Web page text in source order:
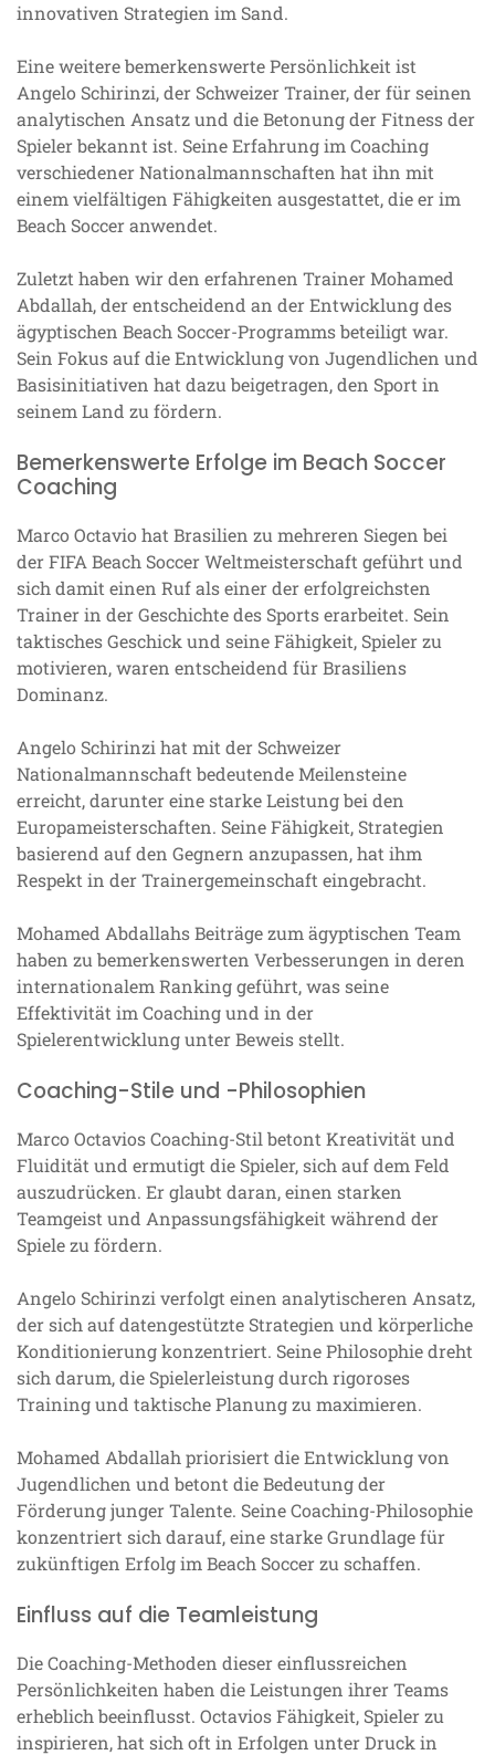
innovativen Strategien im Sand.
Eine weitere bemerkenswerte Persönlichkeit ist
Angelo Schirinzi, der Schweizer Trainer, der für seinen
analytischen Ansatz und die Betonung der Fitness der
Spieler bekannt ist. Seine Erfahrung im Coaching
verschiedener Nationalmannschaften hat ihn mit
einem vielfältigen Fähigkeiten ausgestattet, die er im
Beach Soccer anwendet.
Zuletzt haben wir den erfahrenen Trainer Mohamed
Abdallah, der entscheidend an der Entwicklung des
ägyptischen Beach Soccer-Programms beteiligt war.
Sein Fokus auf die Entwicklung von Jugendlichen und
Basisinitiativen hat dazu beigetragen, den Sport in
seinem Land zu fördern.
Bemerkenswerte Erfolge im Beach Soccer
Coaching
Marco Octavio hat Brasilien zu mehreren Siegen bei
der FIFA Beach Soccer Weltmeisterschaft geführt und
sich damit einen Ruf als einer der erfolgreichsten
Trainer in der Geschichte des Sports erarbeitet. Sein
taktisches Geschick und seine Fähigkeit, Spieler zu
motivieren, waren entscheidend für Brasiliens
Dominanz.
Angelo Schirinzi hat mit der Schweizer
Nationalmannschaft bedeutende Meilensteine
erreicht, darunter eine starke Leistung bei den
Europameisterschaften. Seine Fähigkeit, Strategien
basierend auf den Gegnern anzupassen, hat ihm
Respekt in der Trainergemeinschaft eingebracht.
Mohamed Abdallahs Beiträge zum ägyptischen Team
haben zu bemerkenswerten Verbesserungen in deren
internationalem Ranking geführt, was seine
Effektivität im Coaching und in der
Spielerentwicklung unter Beweis stellt.
Coaching-Stile und -Philosophien
Marco Octavios Coaching-Stil betont Kreativität und
Fluidität und ermutigt die Spieler, sich auf dem Feld
auszudrücken. Er glaubt daran, einen starken
Teamgeist und Anpassungsfähigkeit während der
Spiele zu fördern.
Angelo Schirinzi verfolgt einen analytischeren Ansatz,
der sich auf datengestützte Strategien und körperliche
Konditionierung konzentriert. Seine Philosophie dreht
sich darum, die Spielerleistung durch rigoroses
Training und taktische Planung zu maximieren.
Mohamed Abdallah priorisiert die Entwicklung von
Jugendlichen und betont die Bedeutung der
Förderung junger Talente. Seine Coaching-Philosophie
konzentriert sich darauf, eine starke Grundlage für
zukünftigen Erfolg im Beach Soccer zu schaffen.
Einfluss auf die Teamleistung
Die Coaching-Methoden dieser einflussreichen
Persönlichkeiten haben die Leistungen ihrer Teams
erheblich beeinflusst. Octavios Fähigkeit, Spieler zu
inspirieren, hat sich oft in Erfolgen unter Druck in